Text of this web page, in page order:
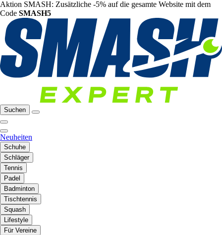
Aktion SMASH: Zusätzliche -5% auf die gesamte Website mit dem
Code SMASH5
Suchen
Neuheiten
Schuhe
Schläger
Tennis
Padel
Badminton
Tischtennis
Squash
Lifestyle
Für Vereine